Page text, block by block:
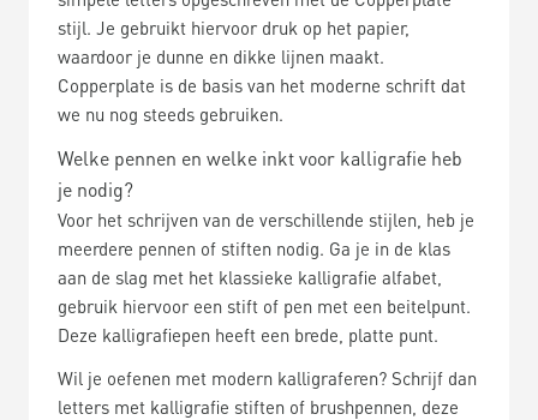
stijl. Je gebruikt hiervoor druk op het papier,
waardoor je dunne en dikke lijnen maakt.
Copperplate is de basis van het moderne schrift dat
we nu nog steeds gebruiken.
Welke pennen en welke inkt voor kalligrafie heb
je nodig?
Voor het schrijven van de verschillende stijlen, heb je
meerdere pennen of stiften nodig. Ga je in de klas
aan de slag met het klassieke kalligrafie alfabet,
gebruik hiervoor een stift of pen met een beitelpunt.
Deze kalligrafiepen heeft een brede, platte punt.
Wil je oefenen met modern kalligraferen? Schrijf dan
letters met kalligrafie stiften of brushpennen, deze